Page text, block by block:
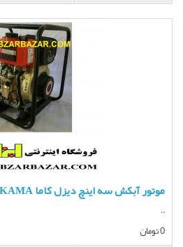
موتور آبکش سه اینچ دیزل کاما KAMA
..
0 تومان